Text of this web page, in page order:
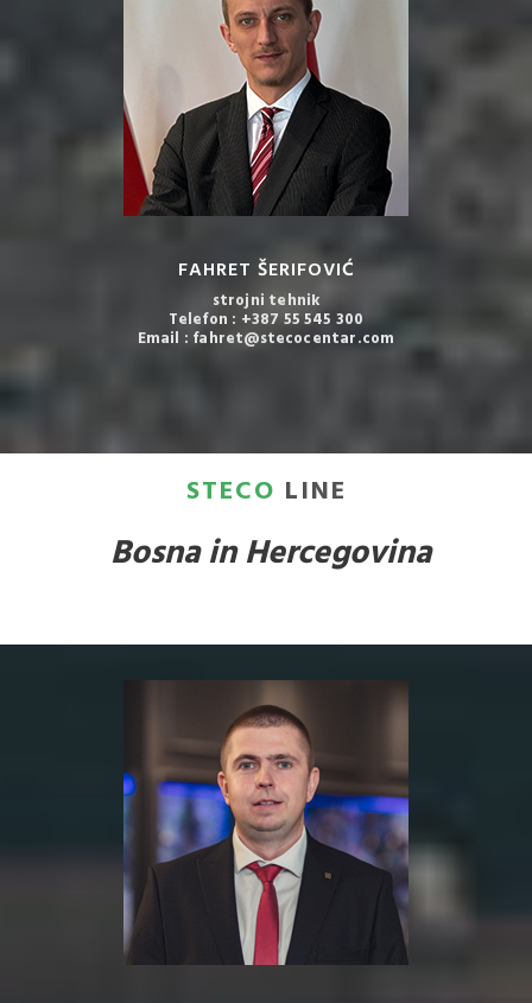
FAHRET ŠERIFOVIĆ
strojni tehnik
Telefon : +387 55 545 300
Email : fahret@stecocentar.com
STECO LINE
Bosna in Hercegovina